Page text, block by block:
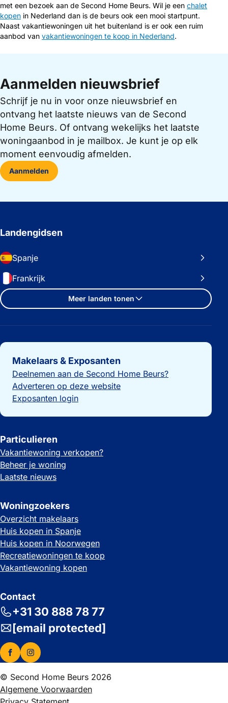
met een bezoek aan de Second Home Beurs. Wil je een chalet
kopen in Nederland dan is de beurs ook een mooi startpunt.
Naast vakantiewoningen uit het buitenland is er ook een ruim
aanbod van vakantiewoningen te koop in Nederland.
Aanmelden nieuwsbrief
Schrijf je nu in voor onze nieuwsbrief en
ontvang het laatste nieuws van de Second
Home Beurs. Of ontvang wekelijks het laatste
woningaanbod in je mailbox. Je kunt je op elk
moment eenvoudig afmelden.
Aanmelden
Landengidsen
Spanje
Frankrijk
Meer landen tonen
Belangrijke links
Makelaars & Exposanten
Deelnemen aan de Second Home Beurs?
Adverteren op deze website
Exposanten login
Particulieren
Vakantiewoning verkopen?
Beheer je woning
Laatste nieuws
Woningzoekers
Overzicht makelaars
Huis kopen in Spanje
Huis kopen in Noorwegen
Recreatiewoningen te koop
Vakantiewoning kopen
Contact
+31 30 888 78 77
[email protected]
© Second Home Beurs 2026
Algemene Voorwaarden